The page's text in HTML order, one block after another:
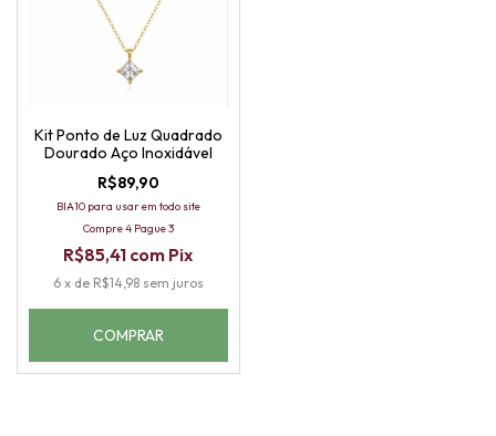
Kit Ponto de Luz Quadrado
Dourado Aço Inoxidável
R$89,90
BIA10 para usar em todo site
Compre 4 Pague 3
R$85,41 com Pix
6 x de R$14,98 sem juros